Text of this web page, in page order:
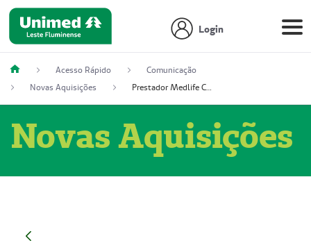
Login
Acesso Rápido
Comunicação
Novas Aquisições
Prestador Medlife Consultas e Diagnósticos (51004334-2)
Novas Aquisições